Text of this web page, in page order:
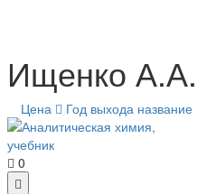
Ищенко А.А.
Цена Год выхода название
0